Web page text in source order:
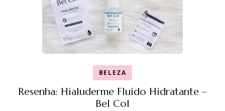
BELEZA
Resenha: Hialuderme Fluido Hidratante –
Bel Col